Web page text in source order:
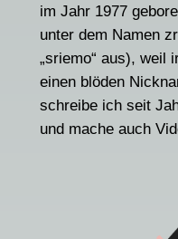
im Jahr 1977
unter dem Namen
„sriemo“ aus), weil
einen blöden
schreibe ich seit
und mache auch